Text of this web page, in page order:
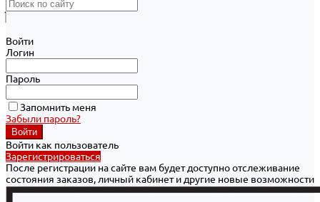
Войти
Логин
Пароль
Запомнить меня
Забыли пароль?
Войти как пользователь
Зарегистрироваться
После регистрации на сайте вам будет доступно отслеживание
состояния заказов, личный кабинет и другие новые возможности